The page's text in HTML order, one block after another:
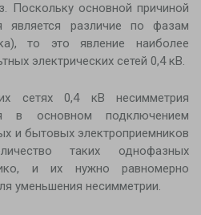
Поскольку основной причиной
является различие по фазам
то это явление наиболее
электрических сетей 0,4 кВ.
сетях 0,4 кВ несимметрия
в основном подключением
и бытовых электроприемников
таких однофазных
и их нужно равномерно
уменьшения несимметрии.